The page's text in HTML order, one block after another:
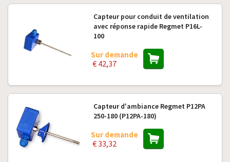
Capteur pour conduit de ventilation
avec réponse rapide Regmet P16L-
100
Sur demande
€ 42,37
Capteur d'ambiance Regmet P12PA
250-180 (P12PA-180)
Sur demande
€ 33,32